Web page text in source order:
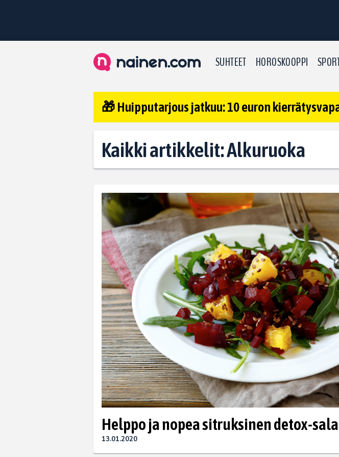
SUHTEET HOROSKOOPPI
🎁 Huipputarjous jatkuu: 10 euron
Kaikki artikkelit: Alkuruoka
Helppo ja nopea sitruksinen detox-
13.01.2020